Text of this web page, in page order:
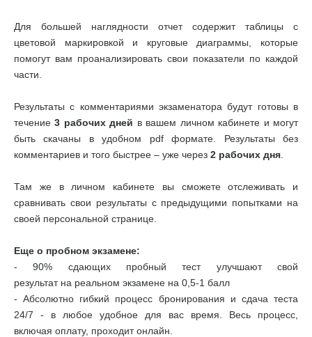
Для большей наглядности отчет содержит таблицы с
цветовой маркировкой и круговые диаграммы, которые
помогут вам проанализировать свои показатели по каждой
части.
Результаты с комментариями экзаменатора будут готовы в
течение3 рабочих дней в вашем личном кабинете и могут
быть скачаны в удобном pdf формате. Результаты без
комментариев и того быстрее – уже через 2 рабочих дня
Там же в личном кабинете вы сможете отслеживать и
сравнивать свои результаты с предыдущими попытками на
своей персональной странице.
Еще о пробном экзамене:
- 90% сдающих пробный тест улучшают свой
результат на реальном экзамене на 0,5-1 балл
- Абсолютно гибкий процесс бронирования и сдача теста
24/7 - в любое удобное для вас время. Весь процесс,
включая оплату, проходит онлайн.